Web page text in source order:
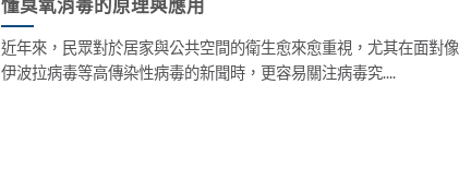
懂臭氧消毒的原理與應用
近年來，民眾對於居家與公共空間的衛生愈來愈重視，尤其在面對像
伊波拉病毒等高傳染性病毒的新聞時，更容易關注病毒究....